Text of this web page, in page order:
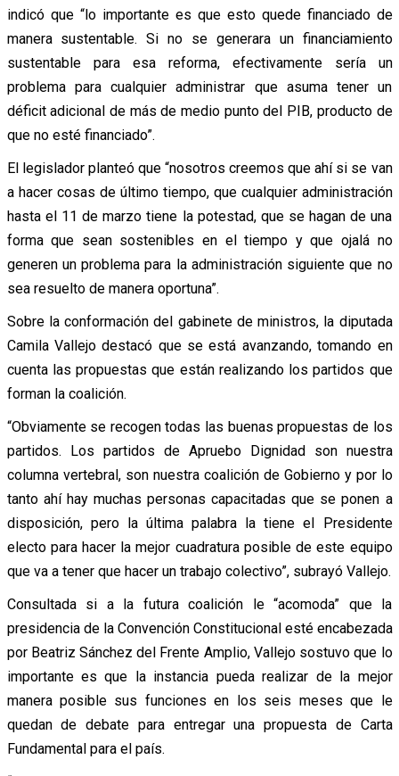
indicó que “lo importante es que esto quede financiado de
manera sustentable. Si no se generara un financiamiento
sustentable para esa reforma, efectivamente sería un
problema para cualquier administrar que asuma tener un
déficit adicional de más de medio punto del PIB, producto de
que no esté financiado”.
El legislador planteó que “nosotros creemos que ahí si se van
a hacer cosas de último tiempo, que cualquier administración
hasta el 11 de marzo tiene la potestad, que se hagan de una
forma que sean sostenibles en el tiempo y que ojalá no
generen un problema para la administración siguiente que no
sea resuelto de manera oportuna”.
Sobre la conformación del gabinete de ministros, la diputada
Camila Vallejo destacó que se está avanzando, tomando en
cuenta las propuestas que están realizando los partidos que
forman la coalición.
“Obviamente se recogen todas las buenas propuestas de los
partidos. Los partidos de Apruebo Dignidad son nuestra
columna vertebral, son nuestra coalición de Gobierno y por lo
tanto ahí hay muchas personas capacitadas que se ponen a
disposición, pero la última palabra la tiene el Presidente
electo para hacer la mejor cuadratura posible de este equipo
que va a tener que hacer un trabajo colectivo”, subrayó Vallejo.
Consultada si a la futura coalición le “acomoda” que la
presidencia de la Convención Constitucional esté encabezada
por Beatriz Sánchez del Frente Amplio, Vallejo sostuvo que lo
importante es que la instancia pueda realizar de la mejor
manera posible sus funciones en los seis meses que le
quedan de debate para entregar una propuesta de Carta
Fundamental para el país.